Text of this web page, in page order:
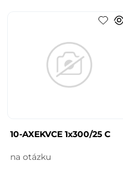
10-AXEKVCE 1x300/25 C
na otázku